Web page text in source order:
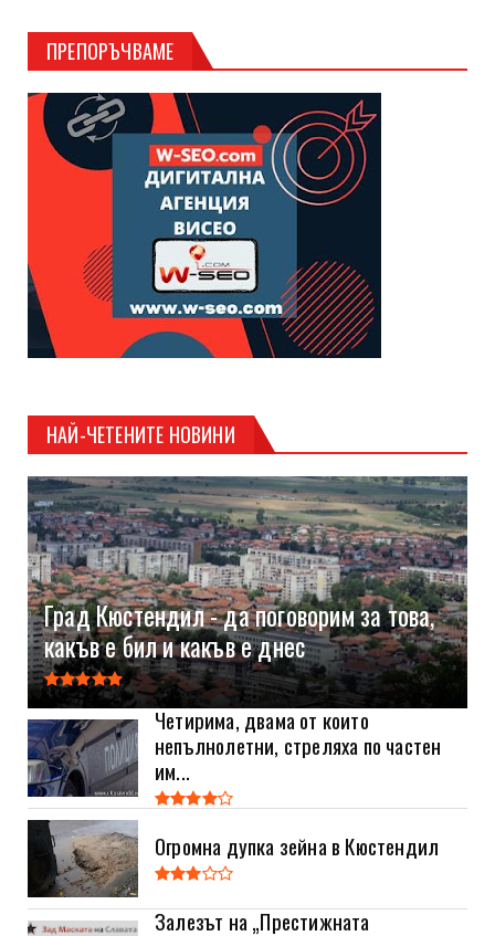
ПРЕПОРЪЧВАМЕ
НАЙ-ЧЕТЕНИТЕ НОВИНИ
Град Кюстендил - да поговорим за това,
какъв е бил и какъв е днес
Четирима, двама от които
непълнолетни, стреляха по частен
им...
Огромна дупка зейна в Кюстендил
Залезът на „Престижната